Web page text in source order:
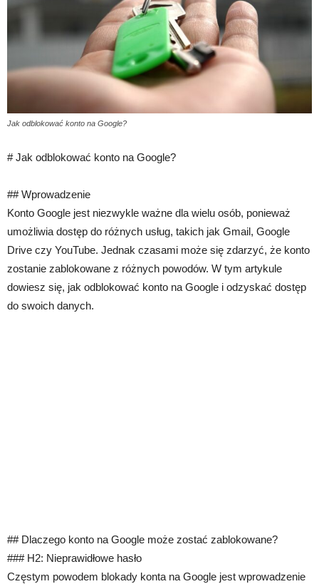
Jak odblokować konto na Google?
# Jak odblokować konto na Google?
## Wprowadzenie
Konto Google jest niezwykle ważne dla wielu osób, ponieważ
umożliwia dostęp do różnych usług, takich jak Gmail, Google
Drive czy YouTube. Jednak czasami może się zdarzyć, że konto
zostanie zablokowane z różnych powodów. W tym artykule
dowiesz się, jak odblokować konto na Google i odzyskać dostęp
do swoich danych.
## Dlaczego konto na Google może zostać zablokowane?
### H2: Nieprawidłowe hasło
Częstym powodem blokady konta na Google jest wprowadzenie